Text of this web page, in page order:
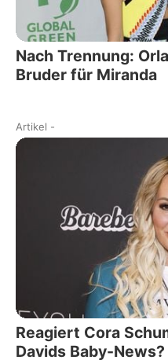
Nach Trennung:
Bruder für Miranda
Artikel -
Reagiert Cora
Davids Baby-News?